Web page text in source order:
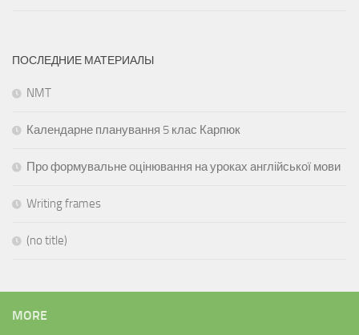
ПОСЛЕДНИЕ МАТЕРИАЛЫ
NMT
Календарне планування 5 клас Карпюк
Про формувальне оцінювання на уроках англійської мови
Writing frames
(no title)
MORE